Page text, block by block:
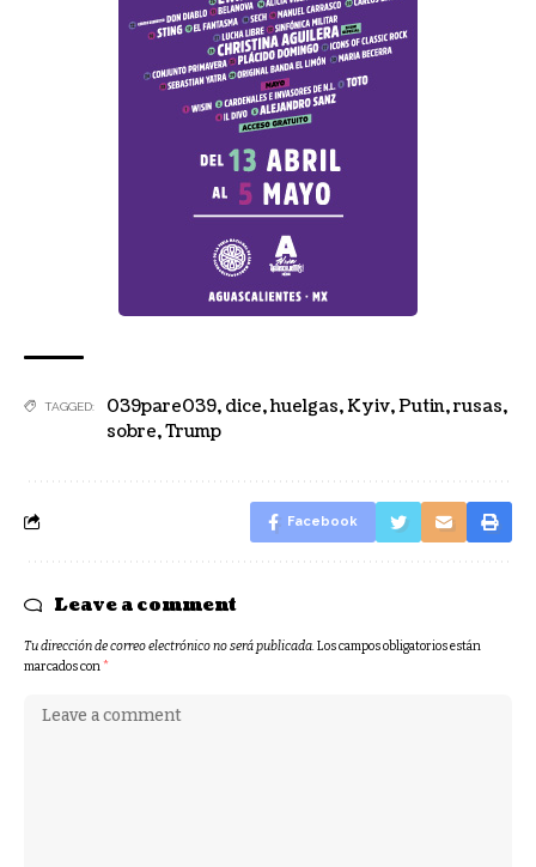
TAGGED: 039pare039, dice,huelgas,Kyiv,Putin,rusas,
sobre,Trump
Facebook
Leave a comment
Tu dirección de correo electrónico no será publicada.Los campos obligatorios están
marcados con*